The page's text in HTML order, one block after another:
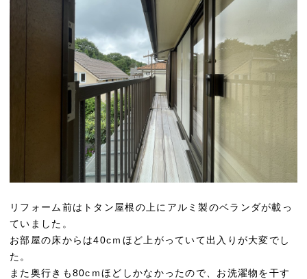
リフォーム前はトタン屋根の上にアルミ製のベランダが載っ
ていました。
お部屋の床からは40cｍほど上がっていて出入りが大変でし
た。
また奥行きも80cｍほどしかなかったので、お洗濯物を干す